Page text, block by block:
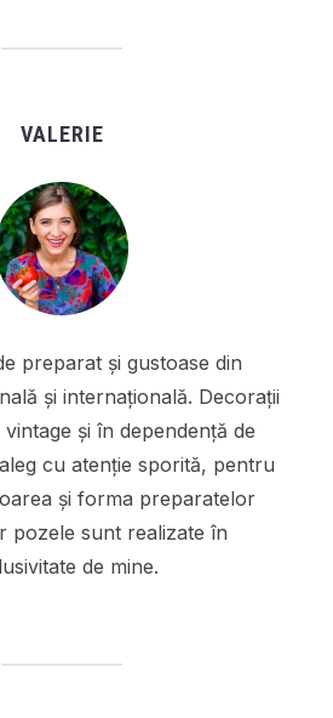
VALERIE
preparat și gustoase din
și internațională. Decorații
și în dependență de
cu atenție sporită, pentru
și forma preparatelor
pozele sunt realizate în
de mine.